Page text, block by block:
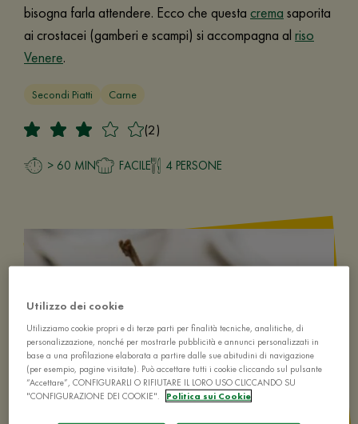
bisogna farla attendere. Ecco che questa crema saporita
ai crostacei (gamberi e scampi) si accompagna al riso
Venere.
Secondi Piatti Carne
(2)
> 60 MIN FACILE 4 PERSONE
Utilizzo dei cookie
Utilizziamo cookie propri e di terze parti per finalità tecniche, analitiche, di
personalizzazione, nonché per mostrarle pubblicità e annunci personalizzati in
base a una profilazione elaborata a partire dalle sue abitudini di navigazione
(per esempio, pagine visitate). Può accettare tutti i cookie cliccando sul pulsante
“Accettare”, CONFIGURARLI O RIFIUTARE IL LORO USO CLICCANDO SU
"CONFIGURAZIONE DEI COOKIE".
Politica sui Cookie